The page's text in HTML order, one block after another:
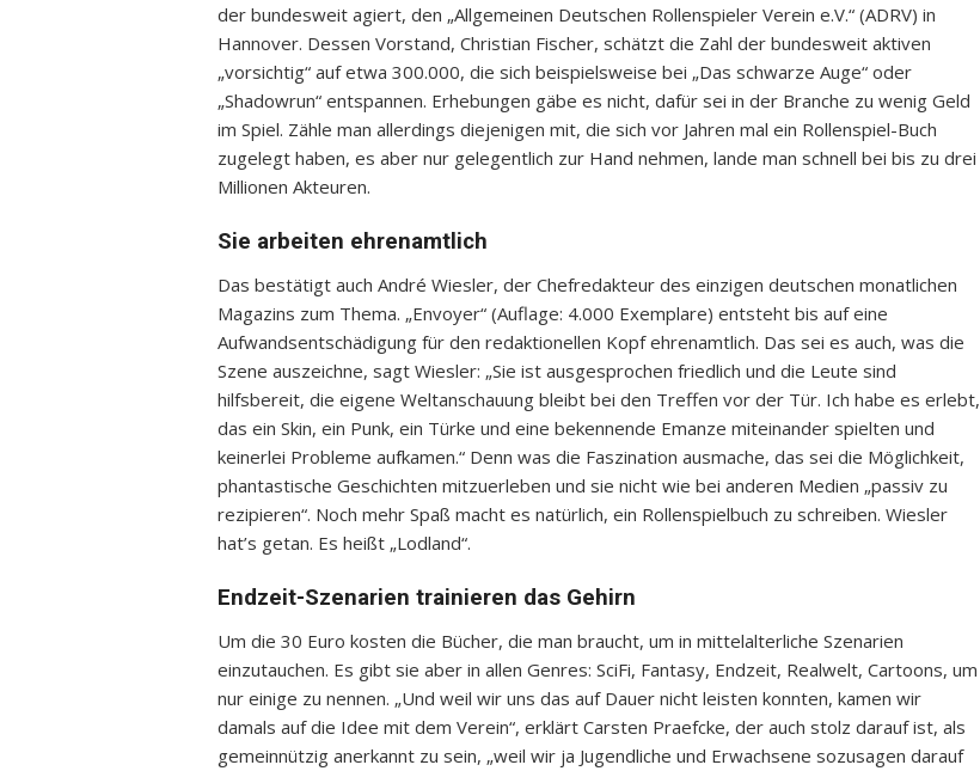
der bundesweit agiert, den „Allgemeinen Deutschen Rollenspieler Verein e.V.“ (ADRV) in
Hannover. Dessen Vorstand, Christian Fischer, schätzt die Zahl der bundesweit aktiven
„vorsichtig“ auf etwa 300.000, die sich beispielsweise bei „Das schwarze Auge“ oder
„Shadowrun“ entspannen. Erhebungen gäbe es nicht, dafür sei in der Branche zu wenig Geld
im Spiel. Zähle man allerdings diejenigen mit, die sich vor Jahren mal ein Rollenspiel-Buch
zugelegt haben, es aber nur gelegentlich zur Hand nehmen, lande man schnell bei bis zu drei
Millionen Akteuren.
Sie arbeiten ehrenamtlich
Das bestätigt auch André Wiesler, der Chefredakteur des einzigen deutschen monatlichen
Magazins zum Thema. „Envoyer“ (Auflage: 4.000 Exemplare) entsteht bis auf eine
Aufwandsentschädigung für den redaktionellen Kopf ehrenamtlich. Das sei es auch, was die
Szene auszeichne, sagt Wiesler: „Sie ist ausgesprochen friedlich und die Leute sind
hilfsbereit, die eigene Weltanschauung bleibt bei den Treffen vor der Tür. Ich habe es erlebt,
das ein Skin, ein Punk, ein Türke und eine bekennende Emanze miteinander spielten und
keinerlei Probleme aufkamen.“ Denn was die Faszination ausmache, das sei die Möglichkeit,
phantastische Geschichten mitzuerleben und sie nicht wie bei anderen Medien „passiv zu
rezipieren“. Noch mehr Spaß macht es natürlich, ein Rollenspielbuch zu schreiben. Wiesler
hat’s getan. Es heißt „Lodland“.
Endzeit-Szenarien trainieren das Gehirn
Um die 30 Euro kosten die Bücher, die man braucht, um in mittelalterliche Szenarien
einzutauchen. Es gibt sie aber in allen Genres: SciFi, Fantasy, Endzeit, Realwelt, Cartoons, um
nur einige zu nennen. „Und weil wir uns das auf Dauer nicht leisten konnten, kamen wir
damals auf die Idee mit dem Verein“, erklärt Carsten Praefcke, der auch stolz darauf ist, als
gemeinnützig anerkannt zu sein, „weil wir ja Jugendliche und Erwachsene sozusagen darauf